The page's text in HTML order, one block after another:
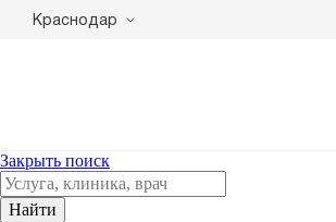
Краснодар
Закрыть поиск
Найти